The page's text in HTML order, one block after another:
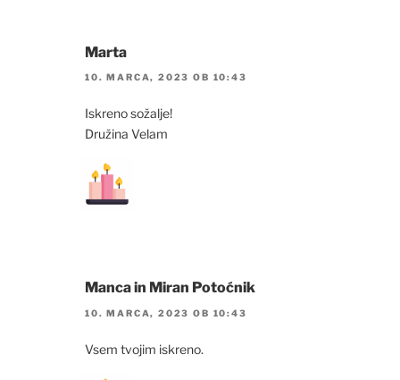
Marta
10. MARCA, 2023 OB 10:43
Iskreno sožalje!
Družina Velam
Manca in Miran Potoćnik
10. MARCA, 2023 OB 10:43
Vsem tvojim iskreno.